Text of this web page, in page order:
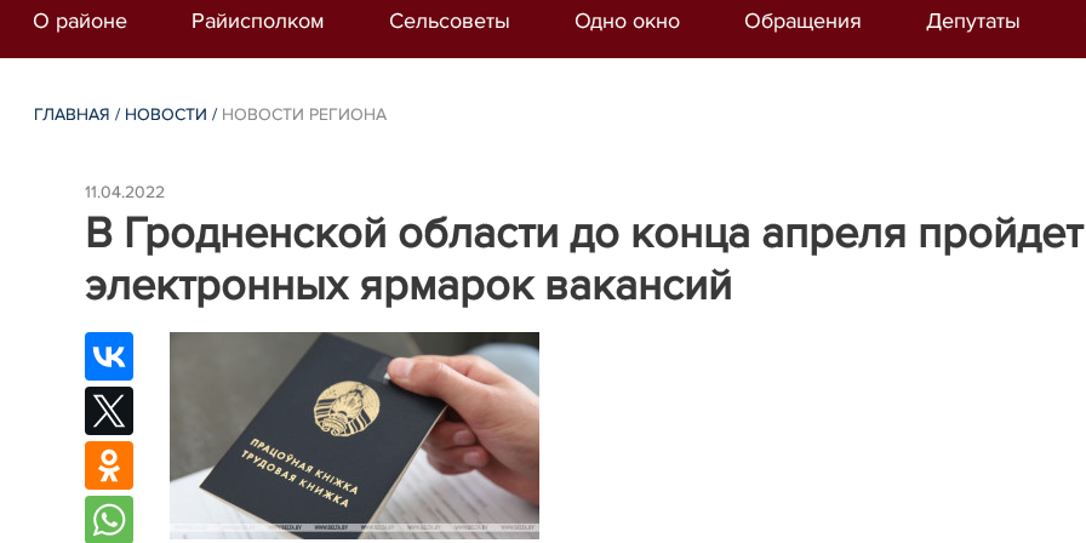
О районе Райисполком Сельсоветы Одно окно Обращения Депутаты
ГЛАВНАЯ / НОВОСТИ / НОВОСТИ РЕГИОНА
11.04.2022
В Гродненской области до конца апреля
электронных ярмарок вакансий